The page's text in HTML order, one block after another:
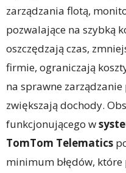
zarządzania flotą,
pozwalające na szybką
oszczędzają czas,
firmie, ograniczają
na sprawne
zwiększają dochody.
funkcjonującego w
TomTom Telematics
minimum błędów, które